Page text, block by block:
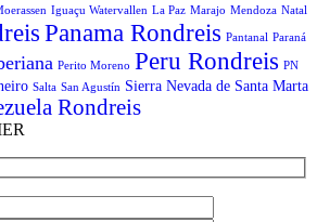
Iguaçu Watervallen La Paz Marajo Mendoza Natal
Panama Rondreis Pantanal Paraná
Perito Moreno Peru Rondreis PN
Salta San Agustín Sierra Nevada de Santa Marta
Rondreis